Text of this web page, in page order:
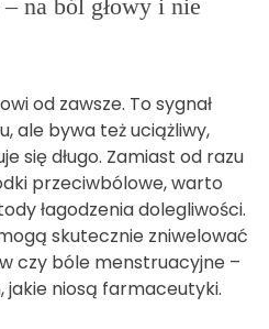
na ból głowy i nie
od zawsze. To sygnał
ale bywa też uciążliwy,
się długo. Zamiast od razu
przeciwbólowe, warto
łagodzenia dolegliwości.
skutecznie zniwelować
czy bóle menstruacyjne –
jakie niosą farmaceutyki.